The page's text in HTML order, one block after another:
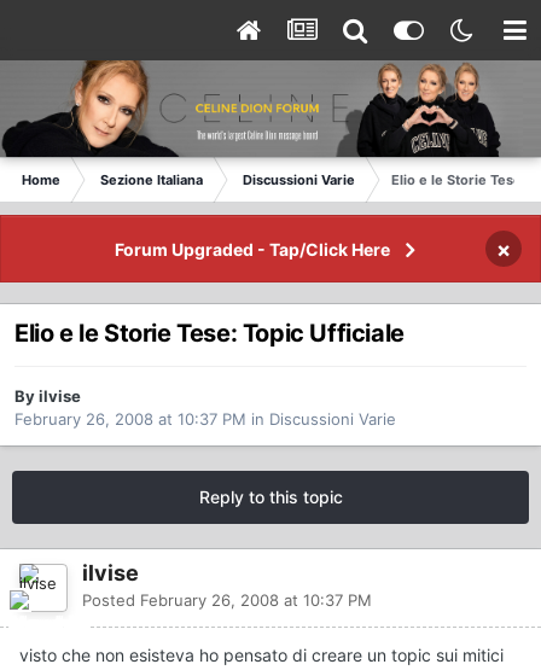
Home Sezione Italiana Discussioni Varie Elio e le Storie Tese:
Forum Upgraded - Tap/Click Here ×
Elio e le Storie Tese: Topic Ufficiale
By ilvise
February 26, 2008 at 10:37 PM in Discussioni Varie
Reply to this topic
ilvise
Posted February 26, 2008 at 10:37 PM
visto che non esisteva ho pensato di creare un topic sui mitici